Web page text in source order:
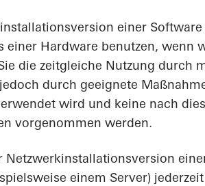
einer
einer Hardware benutzen, wenn
die zeitgleiche Nutzung durch
durch geeignete
wird und keine nach
vorgenommen werden.
Netzwerkinstallationsversion
einem Server)